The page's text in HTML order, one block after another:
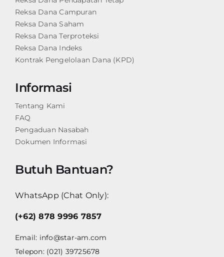
Reksa Dana Campuran
Reksa Dana Saham
Reksa Dana Terproteksi
Reksa Dana Indeks
Kontrak Pengelolaan Dana (KPD)
Informasi
Tentang Kami
FAQ
Pengaduan Nasabah
Dokumen Informasi
Butuh Bantuan?
WhatsApp (Chat Only):
(+62) 878 9996 7857
Email: info@star-am.com
Telepon: (021) 39725678